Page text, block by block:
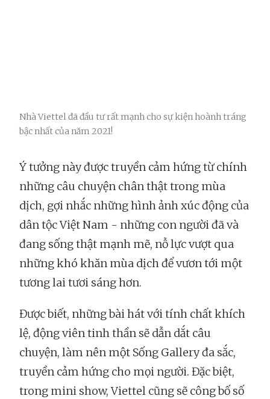
Nhà Viettel đã đầu tư rất mạnh cho sự kiện hoành tráng
bậc nhất của năm 2021!
Ý tưởng này được truyền cảm hứng từ chính
những câu chuyện chân thật trong mùa
dịch, gợi nhắc những hình ảnh xúc động của
dân tộc Việt Nam - những con người đã và
đang sống thật mạnh mẽ, nỗ lực vượt qua
những khó khăn mùa dịch để vươn tới một
tương lai tươi sáng hơn.
Được biết, những bài hát với tính chất khích
lệ, động viên tinh thần sẽ dẫn dắt câu
chuyện, làm nên một Sống Gallery đa sắc,
truyền cảm hứng cho mọi người. Đặc biệt,
trong mini show, Viettel cũng sẽ công bố số